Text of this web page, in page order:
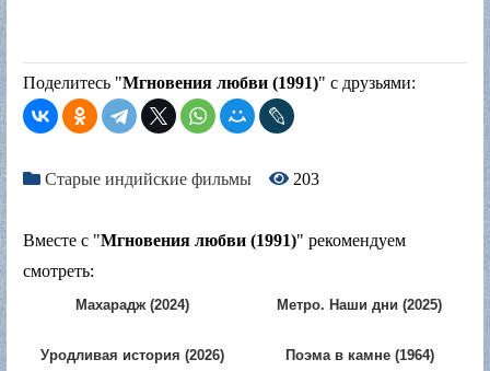
Поделитесь "Мгновения любви (1991)" с друзьями:
Старые индийские фильмы 203
Вместе с "Мгновения любви (1991)" рекомендуем
смотреть:
Махарадж (2024) Метро. Наши дни (2025)
Уродливая история (2026) Поэма в камне (1964)